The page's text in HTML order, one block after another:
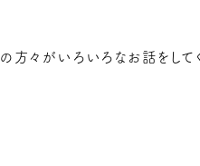
々がいろいろなお話をしてく